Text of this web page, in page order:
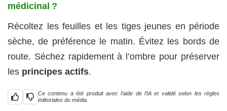
médicinal ?
Récoltez les feuilles et les tiges jeunes en période
sèche, de préférence le matin. Évitez les bords de
route. Séchez rapidement à l’ombre pour préserver
les principes actifs.
Ce contenu a été produit avec l’aide de l’IA et validé selon les règles
éditoriales du média.